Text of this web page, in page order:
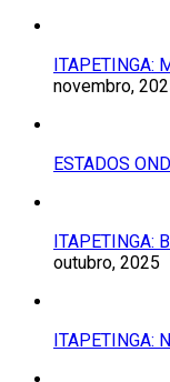
ITAPETINGA:
novembro,
ESTADOS
ITAPETINGA:
outubro, 2025
ITAPETINGA: